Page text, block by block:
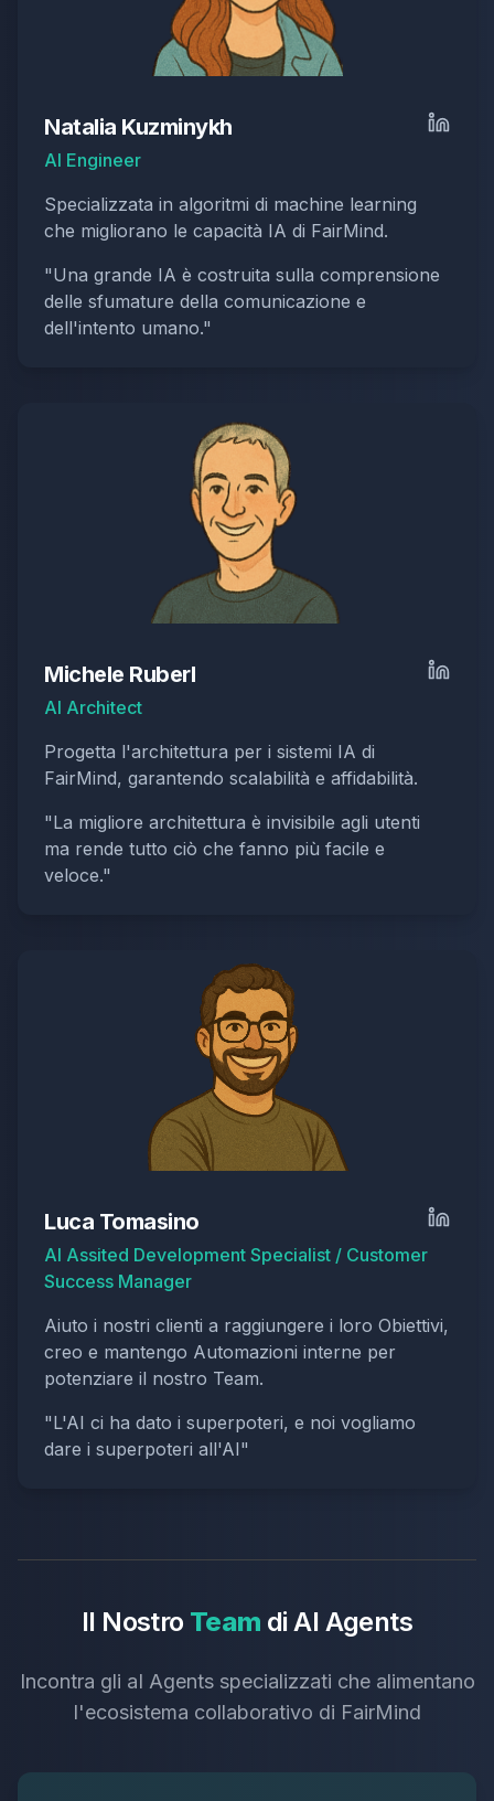
Natalia Kuzminykh
AI Engineer
Specializzata in algoritmi di machine learning
che migliorano le capacità IA di FairMind.
"Una grande IA è costruita sulla comprensione
delle sfumature della comunicazione e
dell'intento umano."
Michele Ruberl
AI Architect
Progetta l'architettura per i sistemi IA di
FairMind, garantendo scalabilità e affidabilità.
"La migliore architettura è invisibile agli utenti
ma rende tutto ciò che fanno più facile e
veloce."
Luca Tomasino
AI Assited Development Specialist / Customer
Success Manager
Aiuto i nostri clienti a raggiungere i loro Obiettivi,
creo e mantengo Automazioni interne per
potenziare il nostro Team.
"L'AI ci ha dato i superpoteri, e noi vogliamo
dare i superpoteri all'AI"
Il Nostro Team di AI Agents
Incontra gli aI Agents specializzati che alimentano
l'ecosistema collaborativo di FairMind